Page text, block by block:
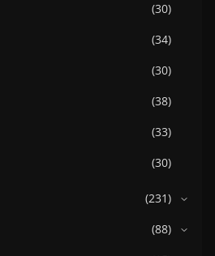
(30)
(34)
(30)
(38)
(33)
(30)
(231)
(88)